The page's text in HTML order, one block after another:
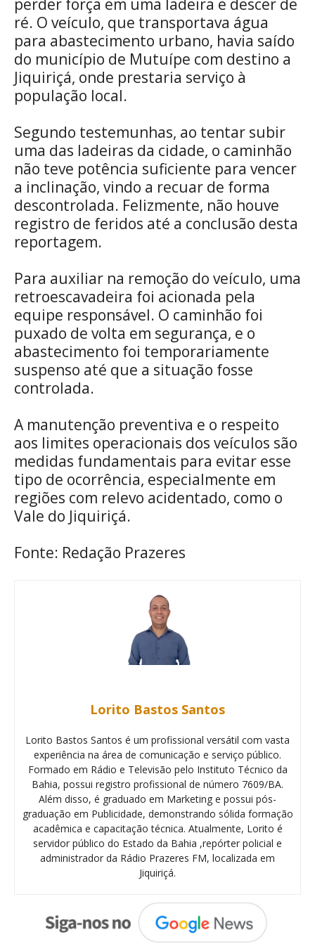
perder força em uma ladeira e descer de
ré. O veículo, que transportava água
para abastecimento urbano, havia saído
do município de Mutuípe com destino a
Jiquiriçá, onde prestaria serviço à
população local.
Segundo testemunhas, ao tentar subir
uma das ladeiras da cidade, o caminhão
não teve potência suficiente para vencer
a inclinação, vindo a recuar de forma
descontrolada. Felizmente, não houve
registro de feridos até a conclusão desta
reportagem.
Para auxiliar na remoção do veículo, uma
retroescavadeira foi acionada pela
equipe responsável. O caminhão foi
puxado de volta em segurança, e o
abastecimento foi temporariamente
suspenso até que a situação fosse
controlada.
A manutenção preventiva e o respeito
aos limites operacionais dos veículos são
medidas fundamentais para evitar esse
tipo de ocorrência, especialmente em
regiões com relevo acidentado, como o
Vale do Jiquiriçá.
Fonte: Redação Prazeres
Lorito Bastos Santos
Lorito Bastos Santos é um profissional versátil com vasta
experiência na área de comunicação e serviço público.
Formado em Rádio e Televisão pelo Instituto Técnico da
Bahia, possui registro profissional de número 7609/BA.
Além disso, é graduado em Marketing e possui pós-
graduação em Publicidade, demonstrando sólida formação
acadêmica e capacitação técnica. Atualmente, Lorito é
servidor público do Estado da Bahia ,repórter policial e
administrador da Rádio Prazeres FM, localizada em
Jiquiriçá.